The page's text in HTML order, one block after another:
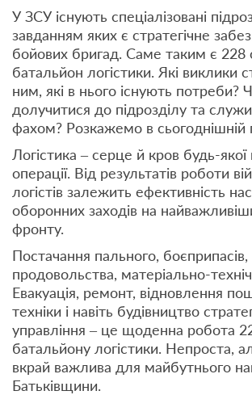
У ЗСУ існують спеціалізовані
завданням яких є стратегічне
бойових бригад. Саме таким є 228
батальйон логістики. Які виклики
ним, які в нього існують потреби?
долучитися до підрозділу та
фахом? Розкажемо в сьогоднішній
Логістика – серце й кров будь-якої
операції. Від результатів роботи
логістів залежить ефективність
оборонних заходів на
фронту.
Постачання пального, боєприпасів,
продовольства, матеріально-
Евакуація, ремонт, відновлення
техніки і навіть будівництво
управління – це щоденна робота
батальйону логістики. Непроста,
вкрай важлива для майбутнього
Батьківщини.